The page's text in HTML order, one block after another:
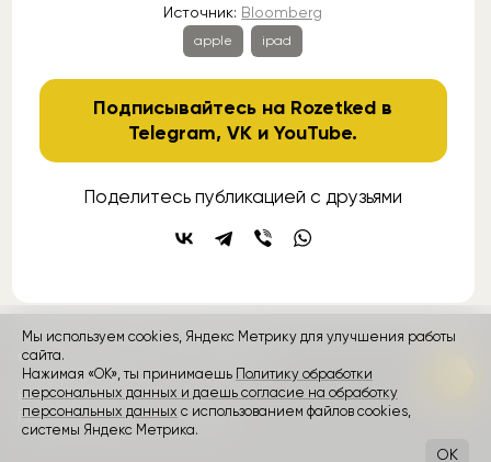
Источник: Bloomberg
apple ipad
Подписывайтесь на Rozetked в
Telegram,VK иYouTube.
Поделитесь публикацией с друзьями
контакты
Rozetked © 2026
Пользовательское соглашение
Мы используем cookies, Яндекс Метрику для улучшения работы
сайта.
Нажимая «ОК», ты принимаешь Политику обработки
персональных данных и даешь согласие на обработку
персональных данных с использованием файлов cookies,
системы Яндекс Метрика.
OK